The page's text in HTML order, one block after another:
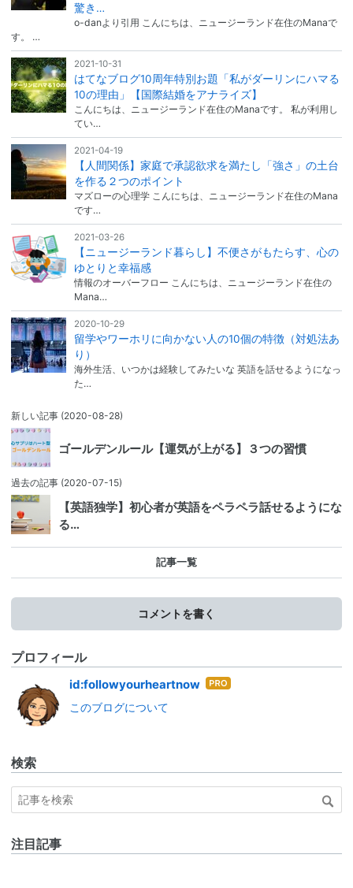
驚き…
o-danより引用 こんにちは、ニュージーランド在住のManaで
す。 …
2021-10-31
はてなブログ10周年特別お題「私がダーリンにハマる
10の理由」【国際結婚をアナライズ】
こんにちは、ニュージーランド在住のManaです。 私が利用し
てい…
2021-04-19
【人間関係】家庭で承認欲求を満たし「強さ」の土台
を作る２つのポイント
マズローの心理学 こんにちは、ニュージーランド在住のMana
です…
2021-03-26
【ニュージーランド暮らし】不便さがもたらす、心の
ゆとりと幸福感
情報のオーバーフロー こんにちは、ニュージーランド在住の
Mana…
2020-10-29
留学やワーホリに向かない人の10個の特徴（対処法あ
り）
海外生活、いつかは経験してみたいな 英語を話せるようになっ
た…
新しい記事 (2020-08-28)
ゴールデンルール【運気が上がる】３つの習慣
過去の記事 (2020-07-15)
【英語独学】初心者が英語をペラペラ話せるようにな
る…
記事一覧
コメントを書く
プロフィール
id:followyourheartnow はて
このブログについて
検索
注目記事